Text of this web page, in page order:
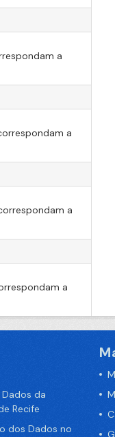
a
a
a
a
da
Recife
dos Dados no